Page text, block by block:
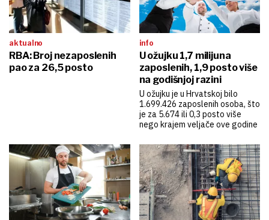
aktualno
RBA: Broj nezaposlenih
pao za 26,5 posto
info
U ožujku 1,7 milijuna
zaposlenih, 1,9 posto više
na godišnjoj razini
U ožujku je u Hrvatskoj bilo
1.699.426 zaposlenih osoba, što
je za 5.674 ili 0,3 posto više
nego krajem veljače ove godine